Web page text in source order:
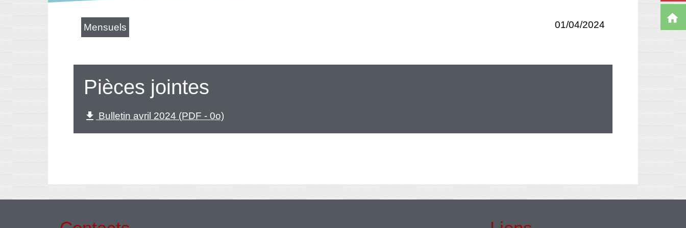
Mensuels 01/04/2024
Pièces jointes
file_download Bulletin avril 2024 (PDF - 0o)
home